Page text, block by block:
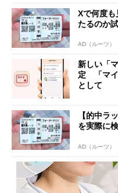
Xで何度も
たるのか
AD（ルーツ）
新しい「
定 「マイ
として
【的中ラ
を実際に検
AD（ルーツ）